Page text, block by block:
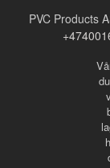
PVC Products